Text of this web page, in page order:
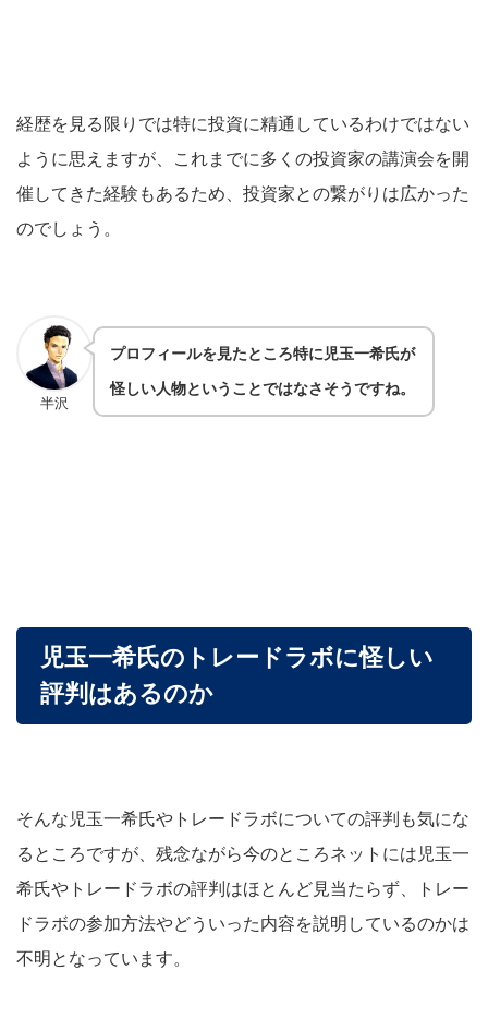
経歴を見る限りでは特に投資に精通しているわけではない
ように思えますが、これまでに多くの投資家の講演会を開
催してきた経験もあるため、投資家との繋がりは広かった
のでしょう。
半沢
プロフィールを見たところ特に児玉一希氏が
怪しい人物ということではなさそうですね。
児玉一希氏のトレードラボに怪しい
評判はあるのか
そんな児玉一希氏やトレードラボについての評判も気にな
るところですが、残念ながら今のところネットには児玉一
希氏やトレードラボの評判はほとんど見当たらず、トレー
ドラボの参加方法やどういった内容を説明しているのかは
不明となっています。